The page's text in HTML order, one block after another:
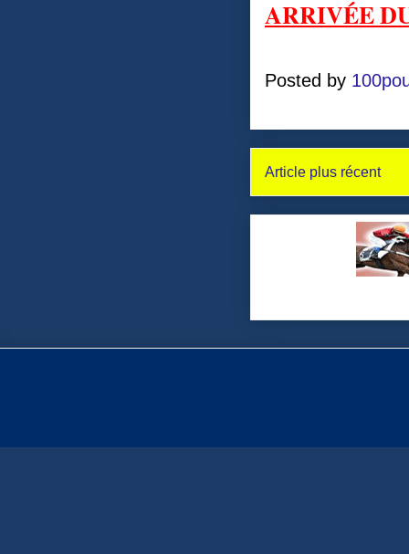
ARRIVÉE
Posted by
Article plus récent